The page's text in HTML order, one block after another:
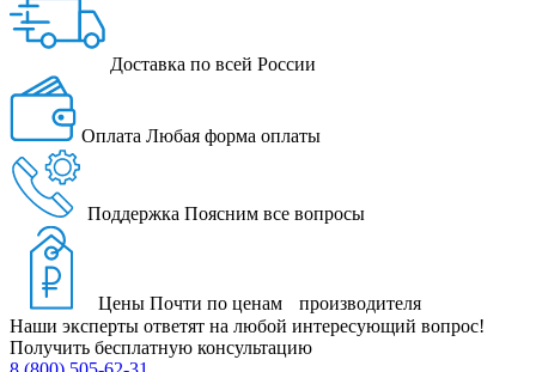
Доставка по всей России
Оплата Любая форма оплаты
Поддержка Поясним все вопросы
Цены Почти по ценам производителя
Наши эксперты ответят на любой интересующий вопрос!
Получить бесплатную консультацию